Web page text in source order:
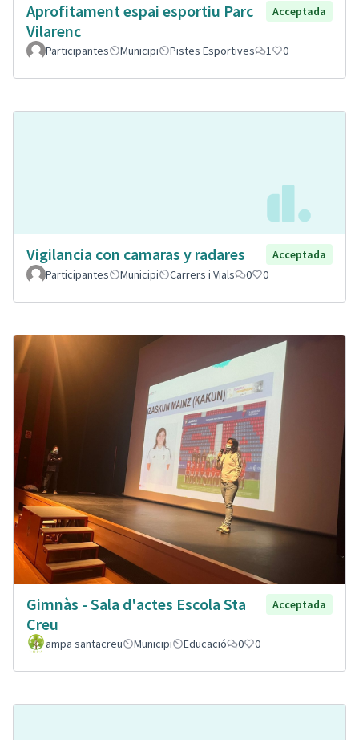
Aprofitament espai esportiu Parc
Vilarenc
Acceptada
Participantes Municipi Pistes Esportives 1 0
Vigilancia con camaras y radares
Acceptada
Participantes
Municipi Carrers i Vials 0 0
Gimnàs - Sala d'actes Escola Sta
Creu
Acceptada
ampa santacreu Municipi Educació 0 0